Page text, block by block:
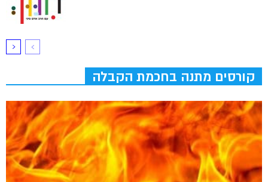
קורסים מתנה בחכמת הקבלה